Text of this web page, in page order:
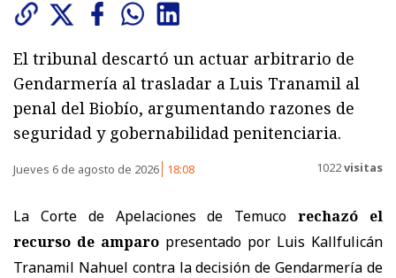
El tribunal descartó un actuar arbitrario de
Gendarmería al trasladar a Luis Tranamil al
penal del Biobío, argumentando razones de
seguridad y gobernabilidad penitenciaria.
Jueves 6 de agosto de 2026 18:08 1022visitas
La Corte de Apelaciones de Temuco rechazó el
recurso de amparo presentado por Luis Kallfulicán
Tranamil Nahuel contra la decisión de Gendarmería de